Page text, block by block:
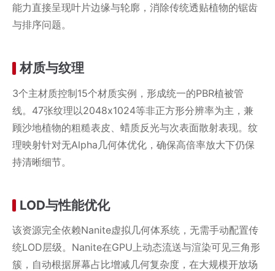
能力直接呈现叶片边缘与轮廓，消除传统透贴植物的锯齿
与排序问题。
材质与纹理
3个主材质控制15个材质实例，形成统一的PBR植被管
线。47张纹理以2048x1024等非正方形分辨率为主，兼
顾沙地植物的粗糙表皮、蜡质反光与次表面散射表现。纹
理映射针对无Alpha几何体优化，确保高倍率放大下仍保
持清晰细节。
LOD与性能优化
该资源完全依赖Nanite虚拟几何体系统，无需手动配置传
统LOD层级。Nanite在GPU上动态流送与渲染可见三角形
簇，自动根据屏幕占比增减几何复杂度，在大规模开放场